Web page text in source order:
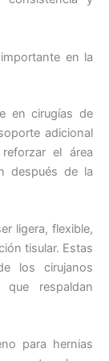
en la
en cirugías de
adicional
el área
después de la
ligera, flexible,
tisular. Estas
los cirujanos
respaldan
para hernias